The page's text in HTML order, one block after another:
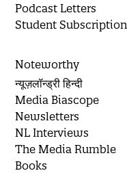
Podcast Letters
Student Subscription
Noteworthy
न्यूज़लॉन्ड्री हिन्दी
Media Biascope
Newsletters
NL Interviews
The Media Rumble
Books